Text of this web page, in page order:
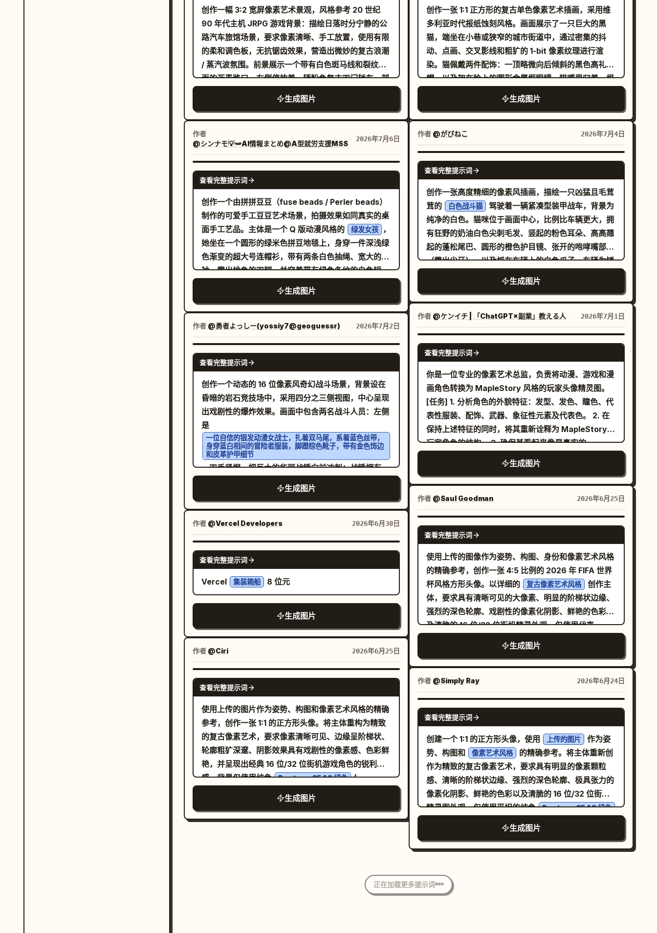
作流程插图、右侧清单。区域之间使用虚线垂直分隔
线。 左侧清单：标题标签为 不要 。展示 4 个弃用
项，每个项左侧带有大型黑色 Voxel X 图标，右侧带
有小型奶油色标签。4 个标签从上到下依次为：「フィ
グマ」、「フレーマー」、「ウェブフロー」、「コー
ド」。 中心工作流程插图：垂直堆叠展示 3 个主要元
素：1) 一个黑色电脑显示器，显示带有橙色和米色线条
的简单代码/编辑器窗口；2) 一张奶油色文档，上面有
几行文字和一个橙色方块；3) 底部有一个指向右侧的橙
色箭头。保持所有元素为块状和 Voxel 构建风格。 右
侧清单：标题标签为 使うもの 。展示 3 个批准项，每
个项在奶油色方块上带有绿色 Voxel 对勾图标，右侧
带有小型奶油色标签。3 个标签从上到下依次为：「ク
ロード」、「動画生成」、「プロンプトだけ」。 底部
行：在主面板底部放置 3 张独立的奶油色斜面卡片。卡
片 1 带有橙色聊天气泡图标和文字「相談風 デザイ
ン」。卡片 2 带有橙色立方体图标和文字「AIで 構
築」。卡片 3 带有橙色铅笔图标和文字「最小入力」。
角色与装饰物：添加 2 个 Voxel 角色/吉祥物：左下角
是一个穿着黑色连帽衫的黑发小人，指向面板上方；右
下角是一只坐在面板旁边的橙白色 Voxel 猫。在左上
角的架子上添加一盆块状盆栽，右上角添加一个放着竖
立书籍的小架子。散落一些微小的米色和橙色立方体作
为装饰，但保持海报整洁易读。 视觉风格：高质量 3D
色、棕褐色、橙色、黑色和绿色调色板，柔和的环境光
遮蔽，正交前视图，友好的教育科技信息图，标签排列
弃用项，3 个对勾标记的批准项，3 张底部功能卡片，
以及 2 个吉祥物形象。不要添加额外的部分、额外的清
单、Logo、水印或英文字符。
创作一幅 3:2 宽屏像素艺术景观，风格参考 20 世纪
90 年代主机 JRPG 游戏背景：描绘日落时分宁静的公
路汽车旅馆场景，要求像素清晰、手工放置，使用有限
的柔和调色板，无抗锯齿效果，营造出微妙的复古浪潮
/ 蒸汽波氛围。前景展示一个带有白色斑马线和裂纹路
面的沥青路口。右侧停放着一辆粉色复古双门轿车，部
分被画面边缘裁切。上方设有一个大型黄色高架广告
牌，上面用模糊的块状字体写着
大的电线杆上，带有深色像素阴影和支架。中心附近包
含一根带有小型变压器横杆和悬垂电线的高大电线杆。
在汽车前方添加两个小型路标：一个带有红色符号的窄
标牌和一个斜条纹标牌。中景包含干燥的米色草地、低
矮的汽车旅馆式建筑、围栏以及一排茂密的深色常青
树。左侧有 2 棵显眼的松树：最左侧边缘有一棵非常高
的树，其右侧有一棵较小的树。背景呈现层叠的蓝绿色
山脉，中央有一座大山峰，天空呈现粉色到灰色的渐
变，点缀着巨大的金奶油色云朵。使用
粉色日落伴随灰色薄雾 、 洋红色 、
柔和的蒸汽波黄、粉、鼠尾草绿和灰尘灰 以及
清晰的 16 位像素艺术，复古 JRPG 游戏精灵图背景，低保
真合成器波，无抗锯齿
。保持画面纯粹的景观风格，不含人物、现代 UI 或水
印，并确保全程保持可见的方形像素结构。
生成图片
作者
@シンナモ💡🫛AI情報まとめ@A型就労支援MSS
2026年7月6日
GPT IMAGE 2
查看完整提示词
创作一个由拼拼豆豆（fuse beads / Perler beads）
制作的可爱手工豆豆艺术场景，拍摄效果如同真实的桌
面手工艺品。主体是一个 Q 版动漫风格的
绿发女孩
，
她坐在一个圆形的绿米色拼豆地毯上，身穿一件深浅绿
色渐变的超大号连帽衫，带有两条白色抽绳、宽大的圆
袖，露出桃色的双脚，并穿着带有绿色条纹的白色短
袜。她拥有非常长的卷曲/波浪状
豆豆簇组成，有着大而闪亮的深绿色眼睛、红润的脸
颊、微笑着的小嘴，一只手举起比出剪刀手姿势。她头
上戴着一顶白色棒球帽，帽檐为绿色，上面印有醒目的
红色字母 AI 。使整个角色和所有道具都清晰地呈现
出由带有空心的小圆形塑料豆豆构成，以像素艺术渐变
排列，并带有柔和的阴影和触感深度。 画布与风格：
1:1 正方形构图，温暖的浅黄色背景，柔和的摄影棚灯
光，浅景深，温馨的手工可爱美学，高分辨率微距工艺
摄影，除了豆豆本身的颜色外，没有硬轮廓线。 场景元
素：包含 1 个坐着的主角，主角下方有 1 个圆形地毯，
右侧有 1 个由豆豆制成的橙色花盆盆栽，左下方有 1 朵
带绿叶的白色雏菊状花朵，背景墙上有 7 个漂浮的小豆
豆装饰：3 个黄色星形/花朵簇，3 个白色小闪光十字，
以及左下方附近的 1 个绿黄色花朵簇。保持背景整洁且
对称，以突出角色主体。 色彩细节：头发和连帽衫阴影
使用多种绿色，皮肤使用桃色和棕褐色豆豆，高光使用
心使用黄色豆豆，花盆使用橙棕色豆豆。保留整个画面
中可见的豆豆孔洞和网格状像素结构。避免出现写实布
料、额外文字、水印或额外角色。
生成图片
作者 @勇者よっしー(yossiy7@geoguessr) 2026年7月2日
GPT IMAGE 2
查看完整提示词
创作一个动态的 16 位像素风奇幻战斗场景，背景设在
昏暗的岩石竞技场中，采用四分之三侧视图，中心呈现
出戏剧性的爆炸效果。画面中包含两名战斗人员：左侧
是
一位自信的银发动漫女战士，扎着双马尾，系着蓝色丝带，
身穿蓝白相间的冒险者服装，脚蹬棕色靴子，带有金色饰边
和皮革护甲细节
，双手紧握一把巨大的华丽战锤向前冲刺；战锤拥有一
个巨大的金钢圆柱形锤头，镶嵌着发光的翡翠核心，并
环绕着绿色能量。右侧是
一位深紫色头发、身穿黑金板甲的恶魔女骑士，长着黑色小
，手持一把巨大的锯齿状紫色巨剑向后退缩。画面需包
含一把主战锤、一把主巨剑、左侧战士附近的一个小型
漂浮绿色魔法球，以及撞击点周围散落的多个暗色岩石
碎片。战锤与巨剑在中心碰撞，产生明亮的白黄色爆
炸，左侧环绕着绿色魔法弧光，右侧伴随着橙色火花和
紫色闪电。采用高细节的复古 JRPG 像素艺术，清晰的
精灵图轮廓，饱和的色彩，戏剧性的动态线条，发光的
应为烟雾缭绕的洞穴，带有对角线速度线和碎片，画面
中不含任何文字、UI 或水印。强调左侧的战锤使用者在
对决中占据上风，而右侧的女剑士正被击退。
生成图片
作者 @Vercel Developers 2026年6月30日
NANO BANANA PRO
查看完整提示词
Vercel 集装箱船 8 位元
生成图片
作者 @Ciri 2026年6月25日
GPT IMAGE 2
查看完整提示词
使用上传的图片作为姿势、构图和像素艺术风格的精确
参考，创作一张 1:1 的正方形头像。将主体重构为精致
的复古像素艺术，要求像素清晰可见、边缘呈阶梯状、
轮廓粗犷深邃、阴影效果具有戏剧性的像素感、色彩鲜
艳，并呈现出经典 16 位/32 位街机游戏角色的锐利质
感。背景仅使用纯色 Pantone 354C 绿色 (
)。请勿包含渐变、纹理、文字、Logo、
额外物体或任何照片级真实元素。保持举起的手套、面
部特征、取景范围以及整体风格与参考图完全一致。
生成图片
“3”。青色主题。生物是一个戴着耳机的蓝色跳舞独眼
怪兽，露齿微笑，双臂举起，头部附近有 2 个悬浮的音
符。中间控制器是一个包含播放三角形的青色点阵圆
圈。右侧旋钮有一个青色弧线和一个青色指示点。 轨道
4：编号“4”。紫色主题。生物是一个充满活力的紫色
周围有小火花标记。中间控制器是一个包含播放三角形
的紫色点阵圆圈。右侧旋钮有一个紫色弧线、一个紫色
指示点以及顶部的一个微小三角形刻度。 底部混音区：
创建一个宽大的圆角底部面板。左侧包含 1 个带有发光
薄荷绿边框的方形专辑封面图块，展示一颗悬浮的苔藓
立方体行星或小行星，周围有小型轨道岩石和微小星
辰。在专辑封面右侧，横向排列 5 个方形效果按钮：1
个紫色同心圆/雷达图标、1 个青色垂直波形/频谱图
标、1 个绿色像素爆发图标、1 个黄色音频波形图标和 1
个黄色环状行星图标。在这些按钮下方，添加 2 个水平
音频电平表：左侧电平表带有麦克风图标，后接绿到黄
色的垂直条；右侧电平表带有扬声器图标，后接绿到黄
色的垂直条，中间由一条细垂直分隔线隔开。 文本内
容：仅包含可见的轨道编号“1”、“2”、“3”和“4”；除
抽象像素图标而非详细的排版。 风格约束：复古 16 位
像素艺术 UI，深色未来感合成器控制台，发光轮廓，圆
角面板，简洁对称，高对比度，俏皮的怪兽角色，无水
印，无写实 3D 渲染。使主要强调色调可自定义：
mint cyan ,
retro monster music sequencer 。
创作一张 1:1 正方形的复古单色像素艺术插画，采用维
多利亚时代报纸蚀刻风格。画面展示了一只巨大的黑
猫，端坐在小巷或狭窄的城市街道中，通过密集的抖
动、点画、交叉影线和粗犷的 1-bit 像素纹理进行渲
染。猫佩戴两件配饰：一顶略微向后倾斜的黑色高礼
帽，以及架在脸上的圆形金属框眼镜。猫嘴里叼着一根
弯曲的烟斗，向右延伸，淡灰色的烟雾呈华丽的缕状向
上缭绕。仅使用纯黑、纯白和柔和的灰色调，不含任何
色彩。猫应占据构图的中左侧，面朝右上方，表情庄重
而古怪，长胡须，毛发蓬松，卷曲的尾巴沿右下方延
伸。背景是左侧由旧报纸、海报和建筑立面组成的密集
垂直墙壁，由抽象的不可读文本块、网格线和半色调标
记构成；右侧则是明亮的白色负空间，带有淡淡的建筑
线条。添加一个带有轻微纹理的地面，散落着纸屑和影
线。整体氛围：奇幻哥特蒸汽朋克，如同 8-bit/1-bit
复古游戏启动画面与古董雕刻的结合。保持所有文本不
可读且具装饰性，避免出现现代物品，避免平滑的渐
变，并保持清晰的像素化外观。可选自定义：将主体设
为 黑猫 ，佩戴 黑色高礼帽 ，配有 圆形金属框眼镜
，叼着 弯曲烟斗 ，风格为
单色 1-bit 维多利亚像素艺术蚀刻 。
生成图片
作者 @がびねこ 2026年7月4日
GPT IMAGE 2
查看完整提示词
创作一张高度精细的像素风插画，描绘一只凶猛且毛茸
茸的
白色战斗猫
驾驶着一辆紧凑型装甲战车，背景为
纯净的白色。猫咪位于画面中心，比例比车辆更大，拥
有狂野的奶油白色尖刺毛发、竖起的粉色耳朵、高高翘
起的蓬松尾巴、圆形的橙色护目镜、张开的咆哮嘴部
（露出尖牙），以及抓在车辆上的白色爪子。车辆为矮
胖的越野迷你坦克战车，配有 4 个大而厚实的轮子、红
色轮毂装饰、布满灰尘的轮胎、米色装甲前车身、外露
管道、螺栓、通风口、骷髅状前部细节以及沉重的机械
部件。添加 3 种主要武器系统：安装在猫咪左肩上方、
指向观众的巨型加农炮；安装在车辆前方、向左发射明
亮橙色枪口火焰的小型炮塔；以及安装在猫咪右后方、
灰色多管火箭发射器。加入蒸汽朋克/机甲细节，如绑
带、黄铜配件、小型油箱、电缆、铆钉和磨损的金属
板。展示战车向前疾驰的姿态，后轮留下一团团米色尘
土和砂砾碎片，并带有细小的火花和排气效果。采用怀
旧的 16 位/32 位游戏精灵图美学，呈现可见的像素抖
动、清晰的锯齿边缘、有限的暖色调、高对比度以及精
细的手绘像素纹理；无文字、无标志、无边框、无背景
场景。
生成图片
作者 @ケンイチ | 「ChatGPT×副業」教える人 2026年7月1日
GPT IMAGE 2
查看完整提示词
你是一位专业的像素艺术总监，负责将动漫、游戏和漫
画角色转换为 MapleStory 风格的玩家头像精灵图。
[任务] 1. 分析角色的外貌特征：发型、发色、瞳色、代
表性服装、配饰、武器、象征性元素及代表色。 2. 在
保持上述特征的同时，将其重新诠释为 MapleStory
玩家角色的结构。 3. 确保其看起来像是真实的
MapleStory 玩家角色精灵图，而非普通的像素艺术。
──────────────────── [角色结构规范] - 头部
+ 头发：占总尺寸的 60-65% - 躯干：15-18% - 腿
部：20-25% - 头身比：2 到 2.3 头身 - 35-45 度四分
之三侧视图 - 双眼可见的角度（接近正面） - 近乎平面
的 2D 精灵图面部 - 眼睛位于面部下方 - 宽眼距 - 横向
宽扁的眼睛 - 带有高光的大瞳孔 - 不表现鼻子 - 非常小
的嘴巴 - 柔和的腮红 - 不表现脖子（头部直接连接躯
干） - 服装从下巴下方直接开始 发型： - 角色特征的核
心 - 体积大于头部 - 轮廓优先 - 极简的发丝细节 - 顶部
高光 身体： - 非常小的躯干 - 短小的四肢 - 简单的圆柱
形肢体 - 极简的关节表现 装备层级结构： 头发 / 帽子 /
面部配饰 / 上衣 / 下装 / 鞋子 / 披风 / 武器 姿势： - 站
立姿势（角色选择界面风格） - 无跳跃、战斗姿势或动
作特效 ──────────────────── [像素渲染规范]
目标：呈现放大版 32-64px 游戏精灵图的氛围 - 低分
辨率游戏精灵图质感 - 厚实的像素结构 - 网格对齐的像
素艺术 - 可见的像素块 - 清晰的 1px 轮廓线 - 有限的调
色板 - 平铺色彩阴影，极简阴影处理 - 无抖动、平滑渐
变或喷枪效果 [禁止风格] Pokemon 风格 / Terraria
格 动漫插画 / 数字绘画 高清像素艺术 / 平滑渐变
──────────────────── [输出条件] - 画布尺
寸：1080x1080 - 背景：纯白 (#FFFFFF) - 仅限单个
角色 - 全身展示，居中 - 占据画布高度约 75% - 无文
字、Logo、水印、背景物体或地面
MapleStory 玩家头像精灵图。确保其看起来像是将所
附图像转换为 MapleStory 风格的结果，而非普通的
像素艺术角色。
生成图片
作者 @Saul Goodman 2026年6月25日
GPT IMAGE 2
查看完整提示词
使用上传的图像作为姿势、构图、身份和像素艺术风格
的精确参考，创作一张 4:5 比例的 2026 年 FIFA 世界
杯风格方形头像。以详细的
复古像素艺术风格
创作主
体，要求具有清晰可见的大像素、明显的阶梯状边缘、
强烈的深色轮廓、戏剧性的像素化阴影、鲜艳的色彩以
及清脆的 16 位/32 位街机精灵外观。仅使用代表
的纯色背景。举起的守门员手套必须
或官方国家配色。禁止使用渐
变、纹理、文字、徽标、额外物体或照片写实风格。在
保留参考图像中精确姿势和构图的同时，巧妙地融入
2026 年 FIFA 世界杯的主题和氛围。严格保持参考图
像中显示的举起手套、面部特征、取景和整体视觉风
格。输出长宽比：4:5。
生成图片
作者 @Simply Ray 2026年6月24日
GPT IMAGE 2
查看完整提示词
创建一个 1:1 的正方形头像，使用 上传的图片
作为姿
势、构图和
像素艺术风格
的精确参考。将主体重新创
作为精致的复古像素艺术，要求具有明显的像素颗粒
感、清晰的阶梯状边缘、强烈的深色轮廓、极具张力的
像素化阴影、鲜艳的色彩以及清脆的 16 位/32 位街机
精灵图外观。仅使用平坦的纯色 Pantone 354C 绿色
背景（#00B140）。禁止使用渐变、纹理、文字、
Logo、额外物体或照片级写实效果。保持抬起的手
套、面部特征、构图和整体风格与参考图完全一致。
生成图片
正在加载更多提示词